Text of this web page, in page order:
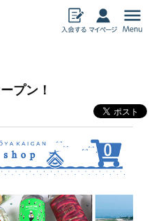
物産
ト
ECサイト
とは
プン！